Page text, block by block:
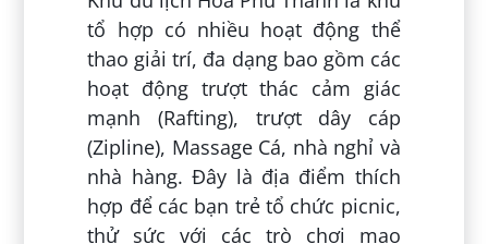
tổ hợp có nhiều hoạt động thể
thao giải trí, đa dạng bao gồm các
hoạt động trượt thác cảm giác
mạnh (Rafting), trượt dây cáp
(Zipline), Massage Cá, nhà nghỉ và
nhà hàng. Đây là địa điểm thích
hợp để các bạn trẻ tổ chức picnic,
thử sức với các trò chơi mạo